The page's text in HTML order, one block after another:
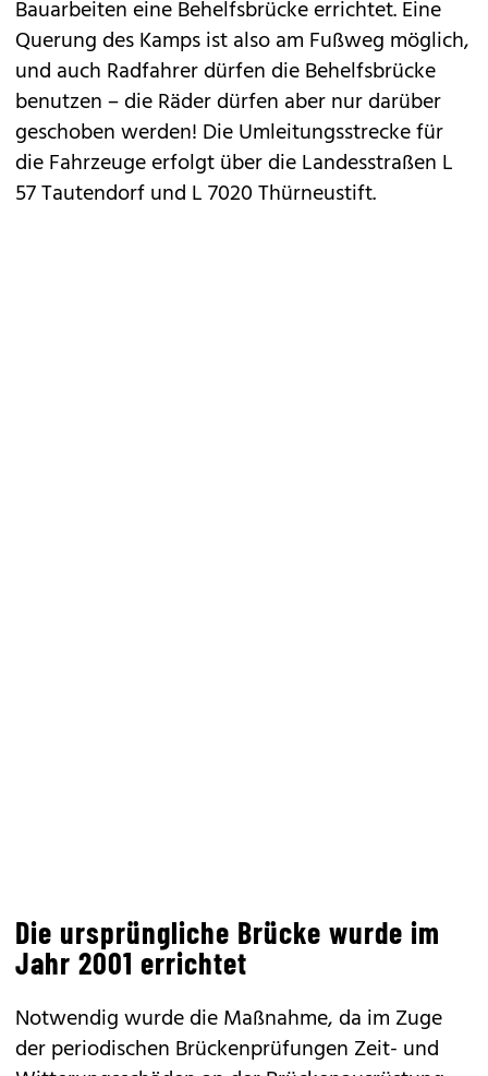
Bauarbeiten eine Behelfsbrücke errichtet. Eine
Querung des Kamps ist also am Fußweg möglich,
und auch Radfahrer dürfen die Behelfsbrücke
benutzen – die Räder dürfen aber nur darüber
geschoben werden! Die Umleitungsstrecke für
die Fahrzeuge erfolgt über die Landesstraßen L
57 Tautendorf und L 7020 Thürneustift.
Die ursprüngliche Brücke wurde im
Jahr 2001 errichtet
Notwendig wurde die Maßnahme, da im Zuge
der periodischen Brückenprüfungen Zeit- und